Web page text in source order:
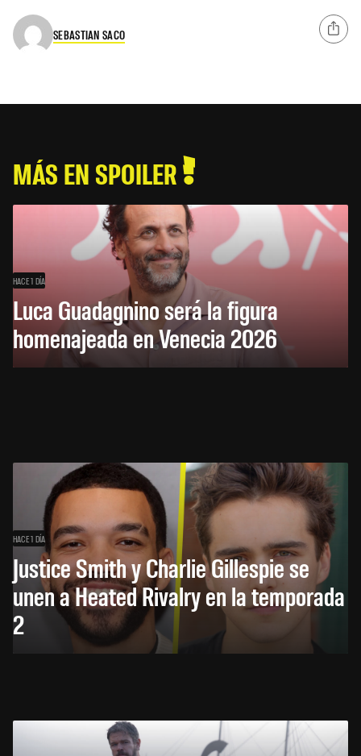
SEBASTIAN SACO
MÁS EN SPOILER
HACE 1 DÍA
Luca Guadagnino será la figura
homenajeada en Venecia 2026
HACE 1 DÍA
Justice Smith y Charlie Gillespie se
unen a Heated Rivalry en la temporada
2